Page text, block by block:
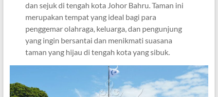
dan sejuk di tengah kota Johor Bahru. Taman ini
merupakan tempat yang ideal bagi para
penggemar olahraga, keluarga, dan pengunjung
yang ingin bersantai dan menikmati suasana
taman yang hijau di tengah kota yang sibuk.